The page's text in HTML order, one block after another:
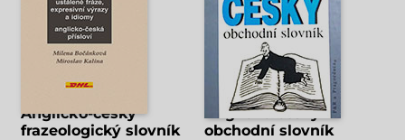
Anglicko-český
frazeologický slovník
Anglicko-český
obchodní slovník